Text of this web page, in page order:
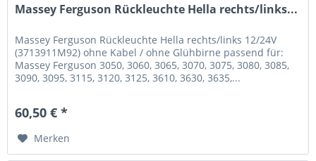
Massey Ferguson Rückleuchte Hella rechts/links...
Massey Ferguson Rückleuchte Hella rechts/links 12/24V
(3713911M92) ohne Kabel / ohne Glühbirne passend für:
Massey Ferguson 3050, 3060, 3065, 3070, 3075, 3080, 3085,
3090, 3095, 3115, 3120, 3125, 3610, 3630, 3635,...
60,50 € *
Merken